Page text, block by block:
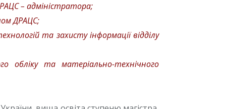
– адміністратора;
ДРАЦС;
та захисту інформації відділу
обліку та матеріально-технічного